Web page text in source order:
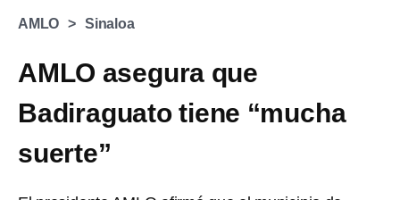
AMLO Sinaloa
AMLO asegura que
Badiraguato tiene “mucha
suerte”